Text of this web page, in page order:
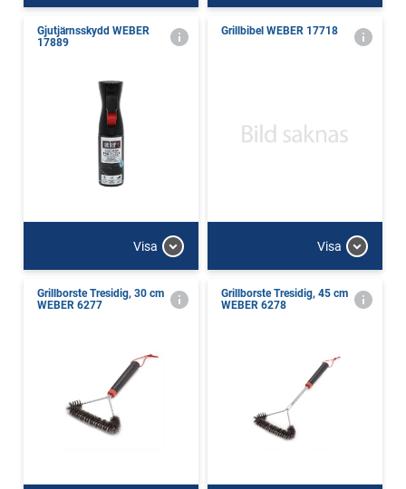
Gjutjärnsskydd WEBER
17889
Visa
Grillbibel WEBER 17718
Visa
Grillborste Tresidig, 30 cm
WEBER 6277
Grillborste Tresidig, 45 cm
WEBER 6278